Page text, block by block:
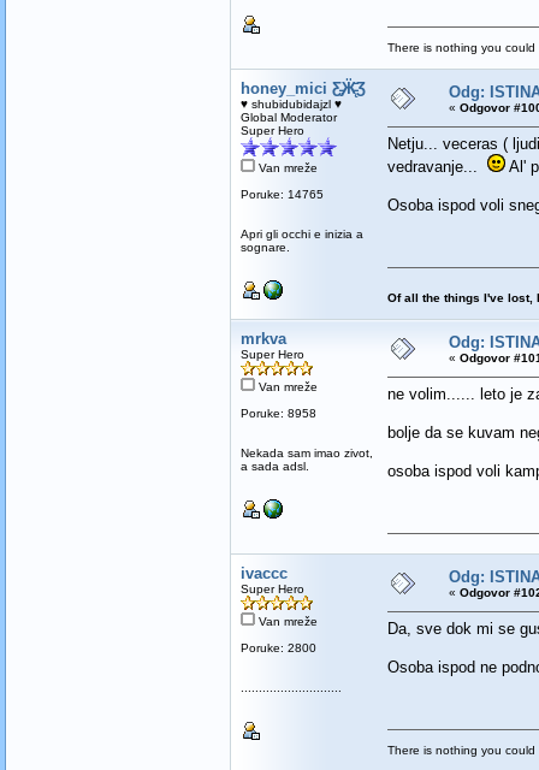
There is nothing you
honey_mici Ƹ̵̡Ӝ̵̨̄Ʒ
♥ shubidubidajzl ♥
Global Moderator
Super Hero
Van mreže
Poruke: 14765
Apri gli occhi e inizia a
sognare.
Odg:
« Odgovor
Netju... veceras (
vedravanje...
Al'
Osoba ispod voli
Of all the things I've lost,
mrkva
Super Hero
Van mreže
Poruke: 8958
Nekada sam imao zivot,
a sada adsl.
Odg:
« Odgovor
ne volim...... leto je
bolje da se kuvam
osoba ispod voli
ivaccc
Super Hero
Van mreže
Poruke: 2800
............................
Odg:
« Odgovor
Da, sve dok mi se
Osoba ispod ne
There is nothing you